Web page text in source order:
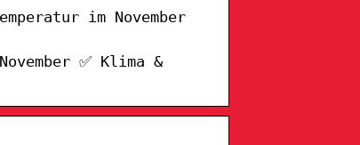
im November
✅ Klima &